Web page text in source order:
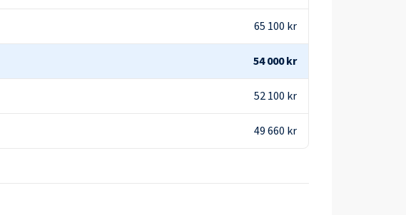
65 100 kr
54 000 kr
52 100 kr
49 660 kr